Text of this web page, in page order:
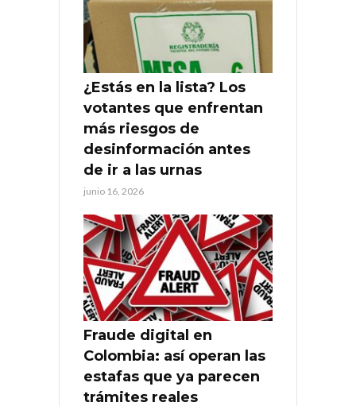
¿Estás en la lista? Los
votantes que enfrentan
más riesgos de
desinformación antes
de ir a las urnas
junio 16, 2026
Fraude digital en
Colombia: así operan las
estafas que ya parecen
trámites reales